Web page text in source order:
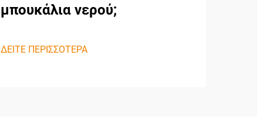
μπουκάλια νερού;
ΔΕΙΤΕ ΠΕΡΙΣΣΟΤΕΡΑ